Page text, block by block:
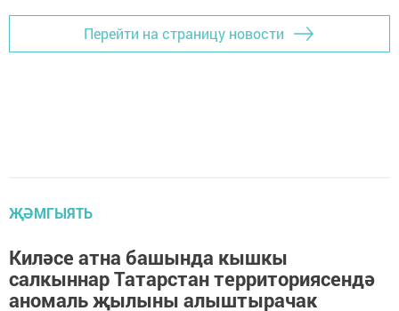
Перейти на страницу новости
ҖӘМГЫЯТЬ
Киләсе атна башында кышкы
салкыннар Татарстан территориясендә
аномаль җылыны алыштырачак